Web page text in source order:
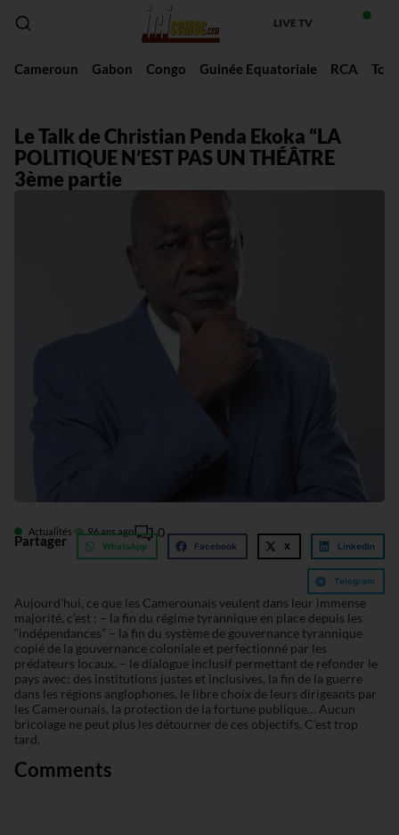
LIVE TV
Cameroun Gabon Congo Guinée Equatoriale RCA
Le Talk de Christian Penda Ekoka “LA
POLITIQUE N’EST PAS UN THÉÂTRE
3ème partie
Actualités 96 ans ago 0
Partager WhatsApp Facebook X LinkedIn
Telegram
Aujourd’hui, ce que les Camerounais veulent dans leur immense
majorité, c’est : – la fin du régime tyrannique en place depuis les
“indépendances” – la fin du système de gouvernance tyrannique
copié de la gouvernance coloniale et perfectionné par les
prédateurs locaux. – le dialogue inclusif permettant de refonder le
pays avec: des institutions justes et inclusives, la fin de la guerre
dans les régions anglophones, le libre choix de leurs dirigeants par
les Camerounais, la protection de la fortune publique… Aucun
bricolage ne peut plus les détourner de ces objectifs. C’est trop
tard.
Comments